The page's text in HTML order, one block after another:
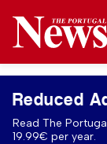
Reduced
Read The
19.99€ per year.